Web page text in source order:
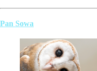
Pan Sowa